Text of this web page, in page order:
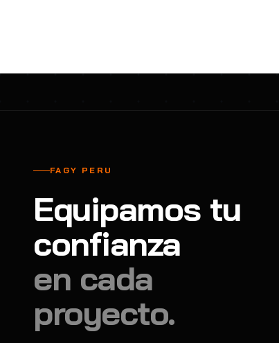
FAGY PERU
Equipamos tu
confianza
en cada
proyecto.